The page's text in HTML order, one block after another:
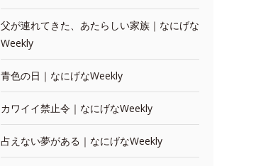
父が連れてきた、あたらしい家族｜なにげな
Weekly
青色の日｜なにげなWeekly
カワイイ禁止令｜なにげなWeekly
占えない夢がある｜なにげなWeekly